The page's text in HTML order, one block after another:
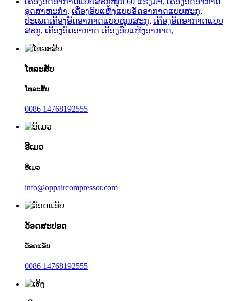
ອຸດສາຫະກຳ, ເຄື່ອງອົບແຫ້ງແບບອັດອາກາດແບບສະກູ,
ປະເພດເຄື່ອງອັດອາກາດແບບໝຸນສະກູ, ເຄື່ອງອັດອາກາດແບບ
ສະກູ, ເຄື່ອງອັດອາກາດ ເຄື່ອງອົບແຫ້ງອາກາດ,
ໂທລະສັບ
ໂທລະສັບ
0086 14768192555
ອີເມວ
ອີເມວ
info@oppaircompressor.com
ວັອດສະປອດ
ວັອດແອັບ
0086 14768192555